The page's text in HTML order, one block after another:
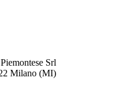
Srl
Milano (MI)